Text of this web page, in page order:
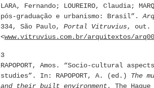
LARA, Fernando; LOUREIRO, Claudia;
pós-graduação e urbanismo: Brasil”.
334, São Paulo, Portal Vitruvius, out.
<www.vitruvius.com.br/arquitextos/
3
RAPOPORT, Amos. “Socio-cultural
studies”. In: RAPOPORT, A. (ed.) The
and their built environment.
The